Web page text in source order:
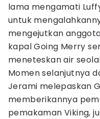
lama mengamati
untuk
mengejutkan
kapal Going Merry
meneteskan air
Momen selanjutnya
Jerami melepaskan
memberikannya
pemakaman Viking,